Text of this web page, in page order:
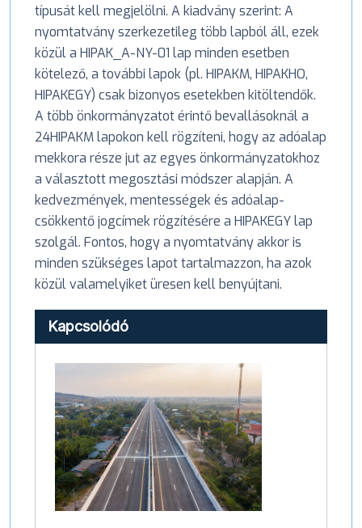
típusát kell megjelölni. A kiadvány szerint: A
nyomtatvány szerkezetileg több lapból áll, ezek
közül a HIPAK_A-NY-01 lap minden esetben
kötelező, a további lapok (pl. HIPAKM, HIPAKHO,
HIPAKEGY) csak bizonyos esetekben kitöltendők.
A több önkormányzatot érintő bevallásoknál a
24HIPAKM lapokon kell rögzíteni, hogy az adóalap
mekkora része jut az egyes önkormányzatokhoz
a választott megosztási módszer alapján. A
kedvezmények, mentességek és adóalap-
csökkentő jogcímek rögzítésére a HIPAKEGY lap
szolgál. Fontos, hogy a nyomtatvány akkor is
minden szükséges lapot tartalmazzon, ha azok
közül valamelyiket üresen kell benyújtani.
Kapcsolódó